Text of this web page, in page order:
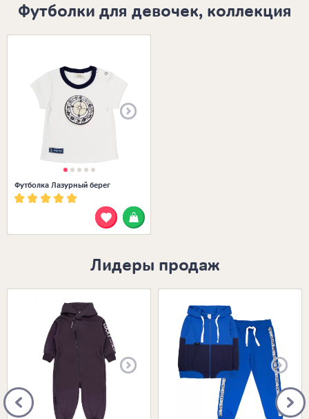
Футболки для девочек, коллекция
Футболка Лазурный берег
Лидеры продаж
Размеры в наличии: Размеры в наличии: